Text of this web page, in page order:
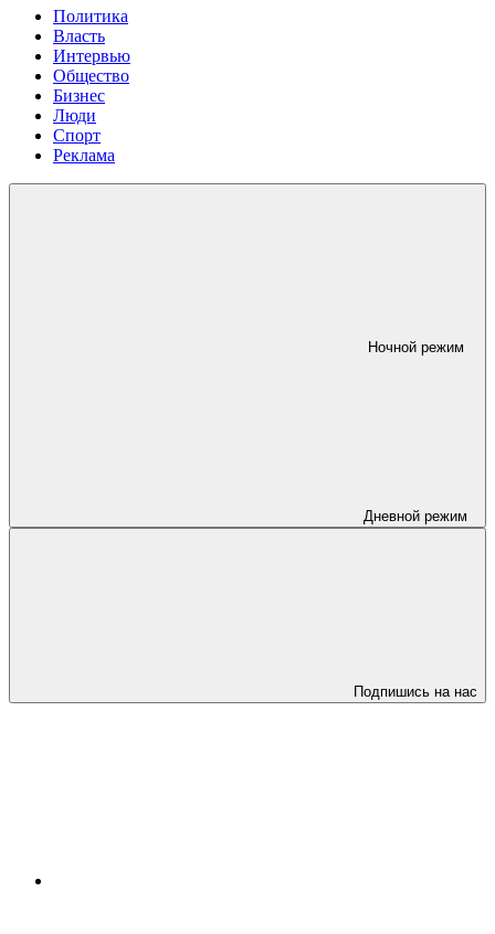
Политика
Власть
Интервью
Общество
Бизнес
Люди
Спорт
Реклама
Ночной режим
Дневной режим
Подпишись на нас